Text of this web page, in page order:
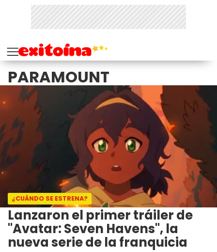
PARAMOUNT
¿CUÁNDO SE ESTRENA?
Lanzaron el primer tráiler de
"Avatar: Seven Havens", la
nueva serie de la franquicia